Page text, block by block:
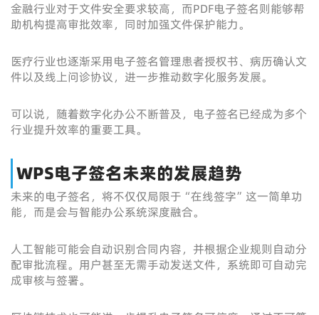
金融行业对于文件安全要求较高，而PDF电子签名则能够帮
助机构提高审批效率，同时加强文件保护能力。
医疗行业也逐渐采用电子签名管理患者授权书、病历确认文
件以及线上问诊协议，进一步推动数字化服务发展。
可以说，随着数字化办公不断普及，电子签名已经成为多个
行业提升效率的重要工具。
WPS电子签名未来的发展趋势
未来的电子签名，将不仅仅局限于“在线签字”这一简单功
能，而是会与智能办公系统深度融合。
人工智能可能会自动识别合同内容，并根据企业规则自动分
配审批流程。用户甚至无需手动发送文件，系统即可自动完
成审核与签署。